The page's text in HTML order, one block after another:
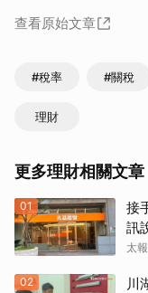
查看原始文章
#稅率 #關稅
理財
更多理財相關文章
01
接
訊
太報
02
川